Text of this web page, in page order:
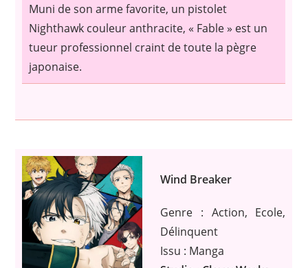
Muni de son arme favorite, un pistolet
Nighthawk couleur anthracite, « Fable » est un
tueur professionnel craint de toute la pègre
japonaise.
Wind Breaker
Genre : Action, Ecole,
Délinquent
Issu : Manga